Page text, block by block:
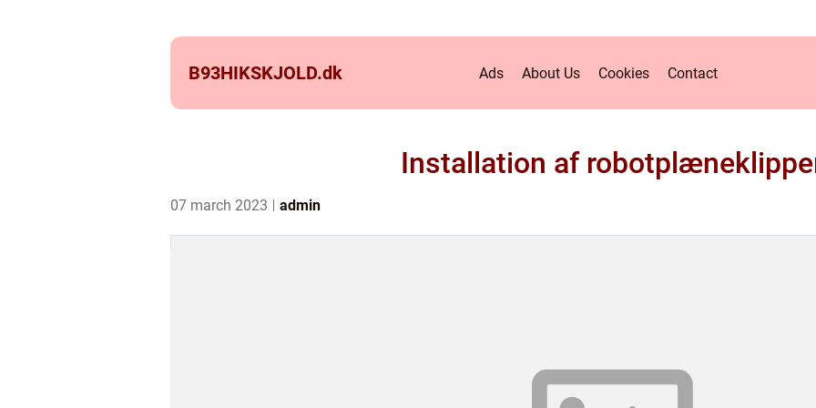
B93HIKSKJOLD.dk Ads About Us Cookies Contact
Installation af
07 march 2023 admin